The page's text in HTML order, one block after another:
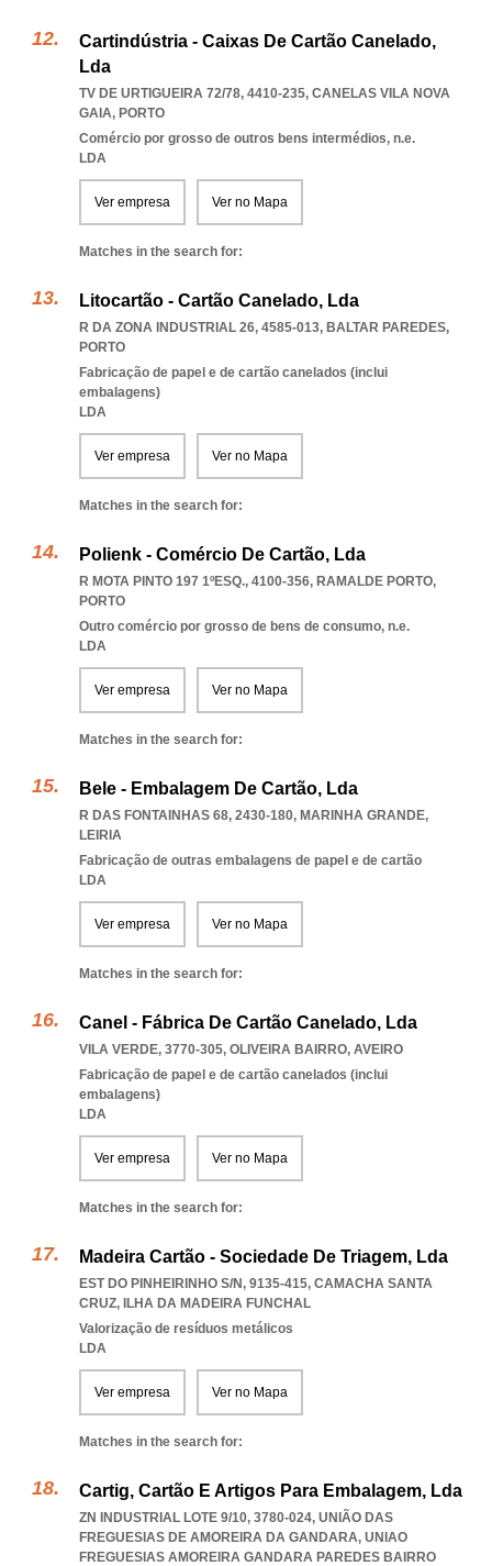
Cartindústria - Caixas De Cartão Canelado,
Lda
TV DE URTIGUEIRA 72/78, 4410-235, CANELAS VILA NOVA
GAIA, PORTO
Comércio por grosso de outros bens intermédios, n.e.
LDA
Ver empresa Ver no Mapa
Matches in the search for:
Litocartão - Cartão Canelado, Lda
R DA ZONA INDUSTRIAL 26, 4585-013, BALTAR PAREDES,
PORTO
Fabricação de papel e de cartão canelados (inclui
embalagens)
LDA
Ver empresa Ver no Mapa
Matches in the search for:
Polienk - Comércio De Cartão, Lda
R MOTA PINTO 197 1ºESQ., 4100-356, RAMALDE PORTO,
PORTO
Outro comércio por grosso de bens de consumo, n.e.
LDA
Ver empresa Ver no Mapa
Matches in the search for:
Bele - Embalagem De Cartão, Lda
R DAS FONTAINHAS 68, 2430-180, MARINHA GRANDE,
LEIRIA
Fabricação de outras embalagens de papel e de cartão
LDA
Ver empresa Ver no Mapa
Matches in the search for:
Canel - Fábrica De Cartão Canelado, Lda
VILA VERDE, 3770-305, OLIVEIRA BAIRRO, AVEIRO
Fabricação de papel e de cartão canelados (inclui
embalagens)
LDA
Ver empresa Ver no Mapa
Matches in the search for:
Madeira Cartão - Sociedade De Triagem, Lda
EST DO PINHEIRINHO S/N, 9135-415, CAMACHA SANTA
CRUZ, ILHA DA MADEIRA FUNCHAL
Valorização de resíduos metálicos
LDA
Ver empresa Ver no Mapa
Matches in the search for:
Cartig, Cartão E Artigos Para Embalagem, Lda
ZN INDUSTRIAL LOTE 9/10, 3780-024, UNIÃO DAS
FREGUESIAS DE AMOREIRA DA GANDARA, UNIAO
FREGUESIAS AMOREIRA GANDARA PAREDES BAIRRO